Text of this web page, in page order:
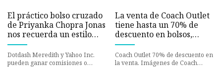
El práctico bolso cruzado
de Priyanka Chopra Jonas
nos recuerda un estilo
atemporal que Kate
Middleton siempre lleva
Dotdash Meredith y Yahoo Inc.
pueden ganar comisiones o
La venta de Coach Outlet
tiene hasta un 70% de
descuento en bolsos,
carteras
Coach Outlet 70% de descuento en
la venta. Imágenes de Coach